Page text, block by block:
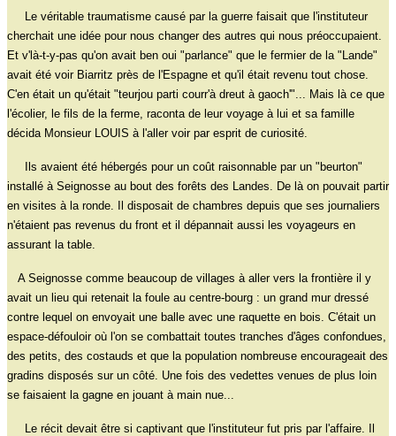
Le véritable traumatisme causé par la guerre faisait que l'instituteur
cherchait une idée pour nous changer des autres qui nous préoccupaient.
Et v'là-t-y-pas qu'on avait ben oui "parlance" que le fermier de la "Lande"
avait été voir Biarritz près de l'Espagne et qu'il était revenu tout chose.
C'en était un qu'était "teurjou parti courr'à dreut à gaoch'"... Mais là ce que
l'écolier, le fils de la ferme, raconta de leur voyage à lui et sa famille
décida Monsieur LOUIS à l'aller voir par esprit de curiosité.
Ils avaient été hébergés pour un coût raisonnable par un "beurton"
installé à Seignosse au bout des forêts des Landes. De là on pouvait partir
en visites à la ronde. Il disposait de chambres depuis que ses journaliers
n'étaient pas revenus du front et il dépannait aussi les voyageurs en
assurant la table.
A Seignosse comme beaucoup de villages à aller vers la frontière il y
avait un lieu qui retenait la foule au centre-bourg : un grand mur dressé
contre lequel on envoyait une balle avec une raquette en bois. C'était un
espace-défouloir où l'on se combattait toutes tranches d'âges confondues,
des petits, des costauds et que la population nombreuse encourageait des
gradins disposés sur un côté. Une fois des vedettes venues de plus loin
se faisaient la gagne en jouant à main nue...
Le récit devait être si captivant que l'instituteur fut pris par l'affaire. Il